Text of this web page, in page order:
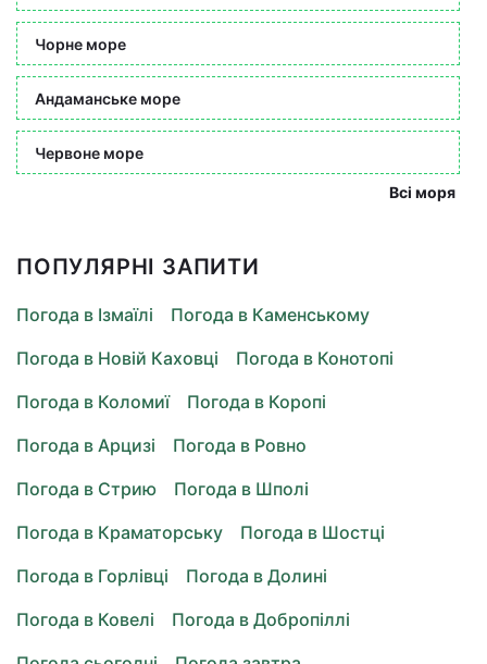
Чорне море
Андаманське море
Червоне море
Всі моря
ПОПУЛЯРНІ ЗАПИТИ
Погода в Ізмаїлі
Погода в Каменському
Погода в Новій Каховці
Погода в Конотопі
Погода в Коломиї
Погода в Коропі
Погода в Арцизі
Погода в Ровно
Погода в Стрию
Погода в Шполі
Погода в Краматорську
Погода в Шостці
Погода в Горлівці
Погода в Долині
Погода в Ковелі
Погода в Добропіллі